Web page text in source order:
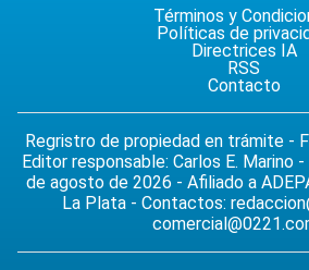
Términos y
Políticas de
Directrices IA
RSS
Contacto
Regristro de propiedad en trámite -
Editor responsable: Carlos E. Marino
de agosto de 2026 - Afiliado a
La Plata - Contactos: